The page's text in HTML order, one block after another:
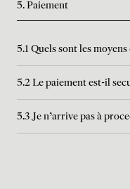
5. Paiement
5.1 Quels sont les moyens
5.2 Le paiement est-il
5.3 Je n'arrive pas à